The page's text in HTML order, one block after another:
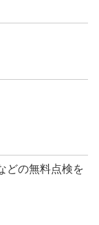
どの無料点検を